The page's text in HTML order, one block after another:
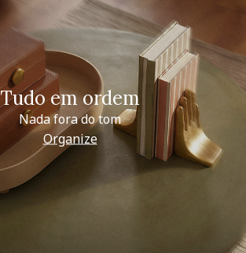
Tudo em ordem
Nada fora do tom
Organize